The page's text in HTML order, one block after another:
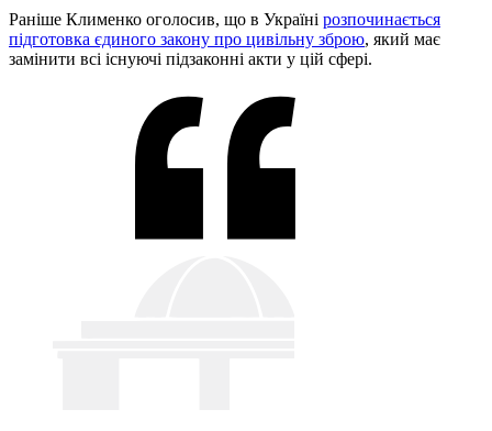
Раніше Клименко оголосив, що в Україні розпочинається
підготовка єдиного закону про цивільну зброю, який має
замінити всі існуючі підзаконні акти у цій сфері.